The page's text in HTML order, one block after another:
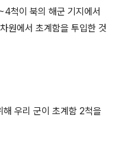
척이 북의 해군 기지에서
원에서 초계함을 투입한 것
우리 군이 초계함 2척을